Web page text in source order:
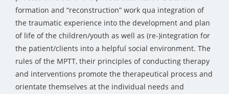
formation and “reconstruction” work qua integration of
the traumatic experience into the development and plan
of life of the children/youth as well as (re-)integration for
the patient/clients into a helpful social environment. The
rules of the MPTT, their principles of conducting therapy
and interventions promote the therapeutical process and
orientate themselves at the individual needs and